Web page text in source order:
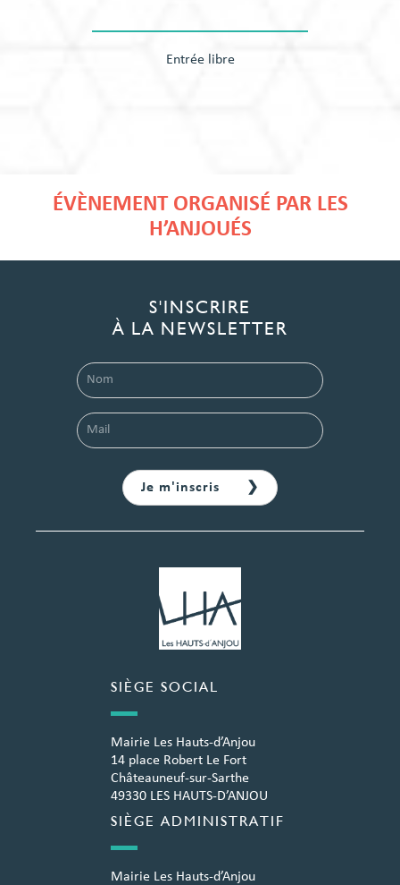
Entrée libre
ÉVÈNEMENT ORGANISÉ PAR LES
H’ANJOUÉS
S'INSCRIRE
À LA NEWSLETTER
SIÈGE SOCIAL
Mairie Les Hauts-d’Anjou
14 place Robert Le Fort
Châteauneuf-sur-Sarthe
49330 LES HAUTS-D’ANJOU
SIÈGE ADMINISTRATIF
Mairie Les Hauts-d’Anjou